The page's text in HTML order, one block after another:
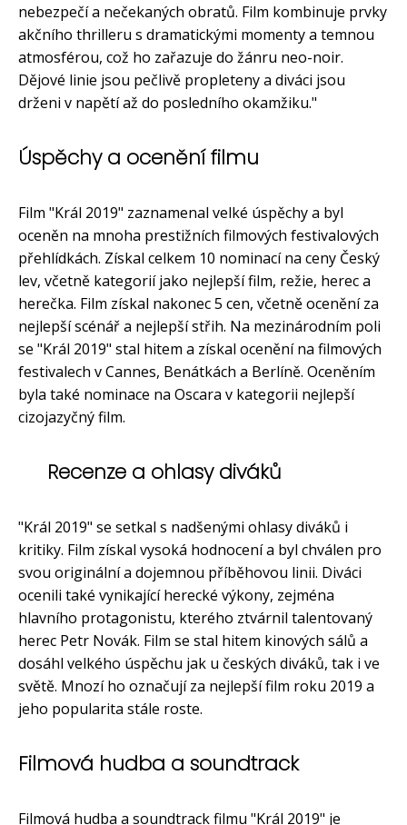
nebezpečí a nečekaných obratů. Film kombinuje prvky
akčního thrilleru s dramatickými momenty a temnou
atmosférou, což ho zařazuje do žánru neo-noir.
Dějové linie jsou pečlivě propleteny a diváci jsou
drženi v napětí až do posledního okamžiku."
Úspěchy a ocenění filmu
Film "Král 2019" zaznamenal velké úspěchy a byl
oceněn na mnoha prestižních filmových festivalových
přehlídkách. Získal celkem 10 nominací na ceny Český
lev, včetně kategorií jako nejlepší film, režie, herec a
herečka. Film získal nakonec 5 cen, včetně ocenění za
nejlepší scénář a nejlepší střih. Na mezinárodním poli
se "Král 2019" stal hitem a získal ocenění na filmových
festivalech v Cannes, Benátkách a Berlíně. Oceněním
byla také nominace na Oscara v kategorii nejlepší
cizojazyčný film.
Recenze a ohlasy diváků
"Král 2019" se setkal s nadšenými ohlasy diváků i
kritiky. Film získal vysoká hodnocení a byl chválen pro
svou originální a dojemnou příběhovou linii. Diváci
ocenili také vynikající herecké výkony, zejména
hlavního protagonistu, kterého ztvárnil talentovaný
herec Petr Novák. Film se stal hitem kinových sálů a
dosáhl velkého úspěchu jak u českých diváků, tak i ve
světě. Mnozí ho označují za nejlepší film roku 2019 a
jeho popularita stále roste.
Filmová hudba a soundtrack
Filmová hudba a soundtrack filmu "Král 2019" je